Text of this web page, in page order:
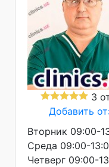
3
Добавить
Вторник 09:00-
Среда 09:00-
Четверг 09:00-